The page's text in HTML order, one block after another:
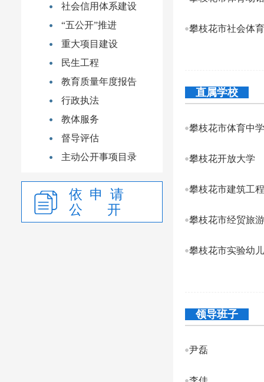
社会信用体系建设
“五公开”推进
重大项目建设
民生工程
教育质量年度报告
行政执法
教体服务
督导评估
主动公开事项目录
依 申 请
公 开
攀枝花市社会体
直属学校
攀枝花市体育中
攀枝花开放大学
攀枝花市建筑工
攀枝花市经贸旅
攀枝花市实验幼
领导班子
尹磊